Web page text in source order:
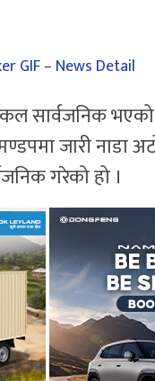
सार्वजनिक
जारी नाडा
गरेको हो ।